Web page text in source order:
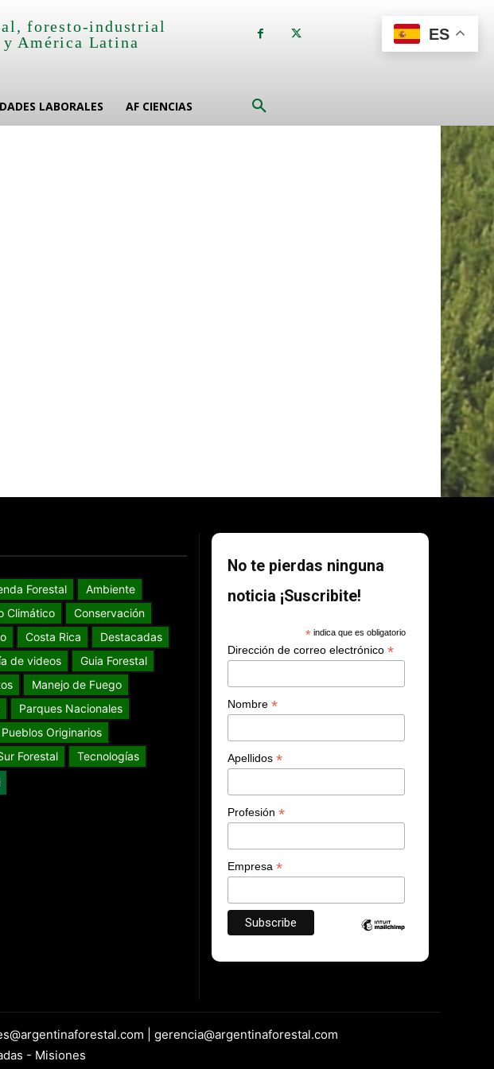
foresto-industrial
América Latina
LABORALES AF CIENCIAS
Forestal
Ambiente
Climático
Conservación
Costa Rica
Destacadas
de videos
Guia Forestal
Manejo de Fuego
Parques Nacionales
Pueblos Originarios
Forestal Tecnologías
No te pierdas ninguna
noticia ¡Suscribite!
*indica que es obligatorio
Dirección de correo electrónico*
Nombre*
Apellidos*
Profesión*
Empresa*
| gerencia@argentinaforestal.com
- Misiones
ES